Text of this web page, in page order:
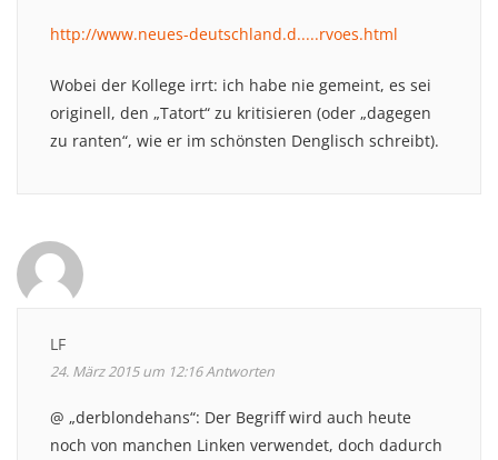
http://www.neues-deutschland.d.....rvoes.html
Wobei der Kollege irrt: ich habe nie gemeint, es sei
originell, den „Tatort“ zu kritisieren (oder „dagegen
zu ranten“, wie er im schönsten Denglisch schreibt).
LF
24. März 2015 um 12:16Antworten
@ „derblondehans“: Der Begriff wird auch heute
noch von manchen Linken verwendet, doch dadurch